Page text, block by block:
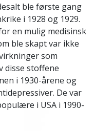
ble første gang
i 1928 og 1929.
en mulig medisinsk
ble skapt var ikke
som
disse stoffene
i 1930-årene og
De var
i USA i 1990-